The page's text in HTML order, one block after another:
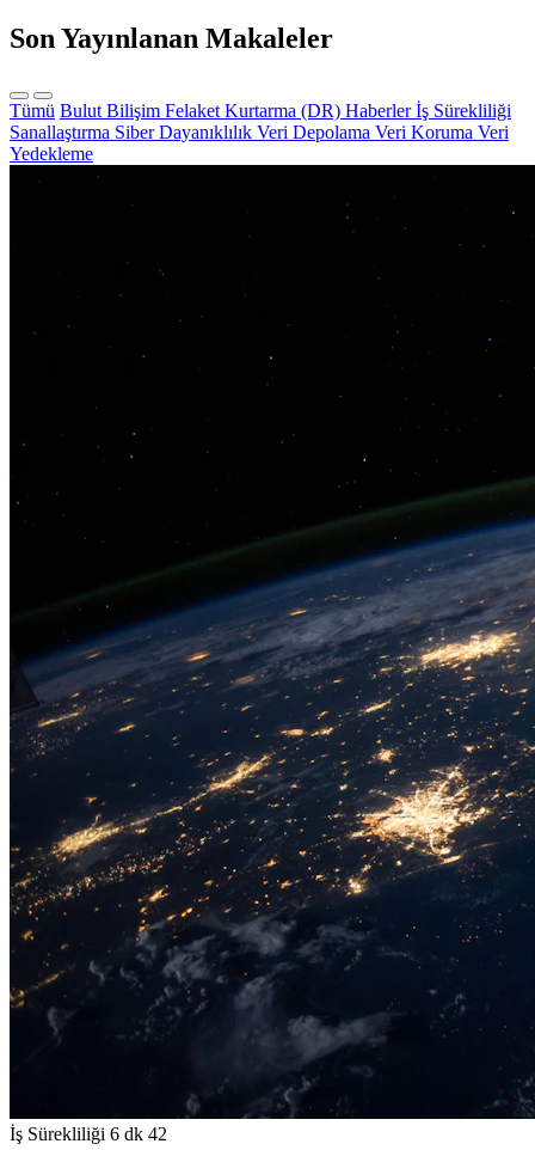
Son Yayınlanan Makaleler
Tümü Bulut Bilişim Felaket Kurtarma (DR) Haberlerİş Sürekliliği
Sanallaştırma Siber Dayanıklılık Veri Depolama Veri Koruma Veri
Yedekleme
İş Sürekliliği 6 dk 42